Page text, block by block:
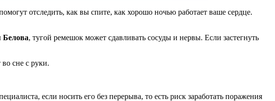
отследить, как вы спите, как хорошо ночью работает ваше сердце.
Белова, тугой ремешок может сдавливать сосуды и нервы. Если застегнуть
во сне с руки.
если носить его без перерыва, то есть риск заработать поражения